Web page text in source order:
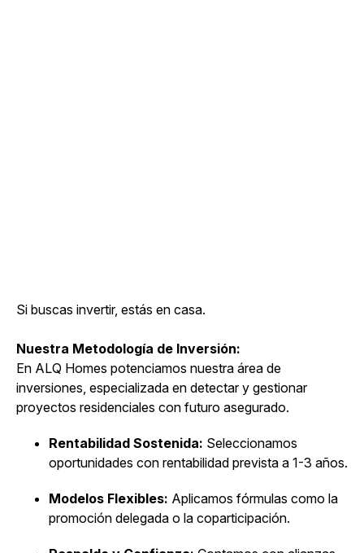
Si buscas invertir, estás en casa.
Nuestra Metodología de Inversión:
En ALQ Homes potenciamos nuestra área de
inversiones, especializada en detectar y gestionar
proyectos residenciales con futuro asegurado.
Rentabilidad Sostenida: Seleccionamos
oportunidades con rentabilidad prevista a 1-3 años.
Modelos Flexibles: Aplicamos fórmulas como la
promoción delegada o la coparticipación.